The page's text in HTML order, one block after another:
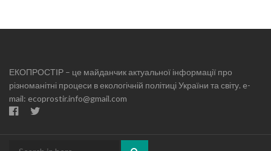
ЕКОПРОСТІР – це майданчик актуальної інформації про
різноманітні процеси в екологічній політиці України та світу. e-
mail: ecoprostir.info@gmail.com
Search